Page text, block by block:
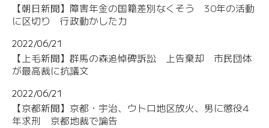
【朝日新聞】障害年金の国籍差別なくそう 30年の活動
に区切り 行政動かした力
2022/06/21
【上毛新聞】群馬の森追悼碑訴訟 上告棄却 市民団体
が最高裁に抗議文
2022/06/21
【京都新聞】京都・宇治、ウトロ地区放火、男に懲役4
年求刑 京都地裁で論告